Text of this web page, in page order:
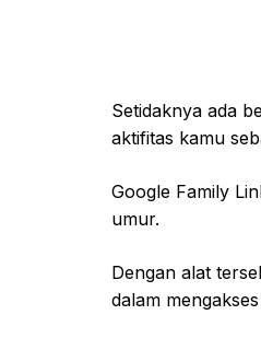
Setidaknya ada
aktifitas kamu
Google Family
umur.
Dengan alat
dalam